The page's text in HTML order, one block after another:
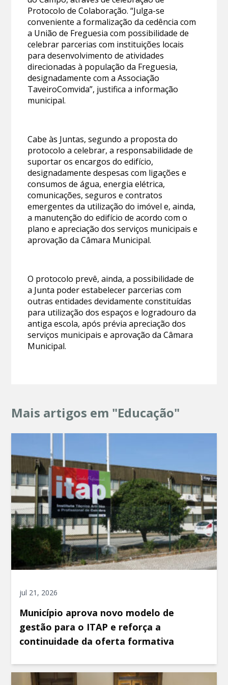
Protocolo de Colaboração. “Julga-se
conveniente a formalização da cedência com
a União de Freguesia com possibilidade de
celebrar parcerias com instituições locais
para desenvolvimento de atividades
direcionadas à população da Freguesia,
designadamente com a Associação
TaveiroComvida”, justifica a informação
municipal.
Cabe às Juntas, segundo a proposta do
protocolo a celebrar, a responsabilidade de
suportar os encargos do edifício,
designadamente despesas com ligações e
consumos de água, energia elétrica,
comunicações, seguros e contratos
emergentes da utilização do imóvel e, ainda,
a manutenção do edifício de acordo com o
plano e apreciação dos serviços municipais e
aprovação da Câmara Municipal.
O protocolo prevê, ainda, a possibilidade de
a Junta poder estabelecer parcerias com
outras entidades devidamente constituídas
para utilização dos espaços e logradouro da
antiga escola, após prévia apreciação dos
serviços municipais e aprovação da Câmara
Municipal.
Mais artigos em "Educação"
jul 21, 2026
Município aprova novo modelo de
gestão para o ITAP e reforça a
continuidade da oferta formativa